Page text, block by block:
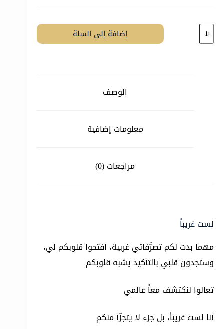
كمية
لست
إضافة إلى السلة
الوصف
معلومات إضافية
مراجعات (0)
لست غريباً
مهما بدت لكم تصرُّفاتي غريبة، افتحوا قلوبكم لي،
وستجدون قلبي بالتأكيد يشبه قلوبكم
تعالوا لنكتشف معاً عالمي
أنا لست غريباً، بل جزء لا يتجزّأ منكم